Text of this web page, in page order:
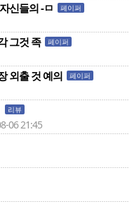
신들의 -ㅁ 페이퍼
그것 족 페이퍼
외출 것 예의 페이퍼
리뷰
06 21:45